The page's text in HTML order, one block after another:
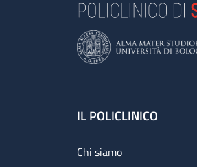
Footer
IL POLICLINICO
Chi siamo